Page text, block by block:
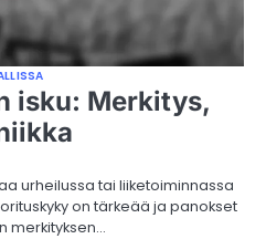
isku: Merkitys,
urheilussa tai liiketoiminnassa
on tärkeää ja panokset
merkityksen…